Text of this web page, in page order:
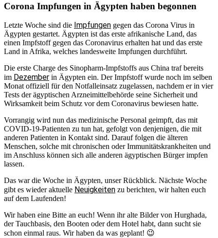
Corona Impfungen in Ägypten haben begonnen
Letzte Woche sind die Impfungen gegen das Corona Virus in
Ägypten gestartet. Ägypten ist das erste afrikanische Land, das
einen Impfstoff gegen das Coronavirus erhalten hat und das erste
Land in Afrika, welches landesweite Impfungen durchführt.
Die erste Charge des Sinopharm-Impfstoffs aus China traf bereits
im Dezember in Ägypten ein. Der Impfstoff wurde noch im selben
Monat offiziell für den Notfalleinsatz zugelassen, nachdem er in vier
Tests der ägyptischen Arzneimittelbehörde seine Sicherheit und
Wirksamkeit beim Schutz vor dem Coronavirus bewiesen hatte.
Vorrangig wird nun das medizinische Personal geimpft, das mit
COVID-19-Patienten zu tun hat, gefolgt von denjenigen, die mit
anderen Patienten in Kontakt sind. Darauf folgen die älteren
Menschen, solche mit chronischen oder Immunitätskrankheiten und
im Anschluss können sich alle anderen ägyptischen Bürger impfen
lassen.
Das war die Woche in Ägypten, unser Rückblick. Nächste Woche
gibt es wieder aktuelle Neuigkeiten zu berichten, wir halten euch
auf dem Laufenden!
Wir haben eine Bitte an euch! Wenn ihr alte Bilder von Hurghada,
der Tauchbasis, den Booten oder dem Hotel habt, dann sucht sie
schon einmal raus. Wir haben da was geplant! 😉